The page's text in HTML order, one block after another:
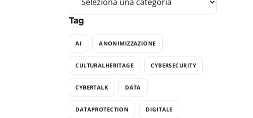
Tag
AI ANONIMIZZAZIONE
CULTURALHERITAGE CYBERSECURITY
CYBERTALK DATA
DATAPROTECTION DIGITALE